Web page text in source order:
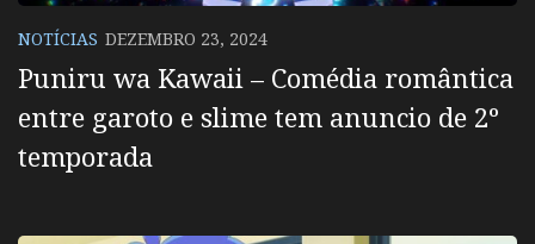
NOTÍCIAS DEZEMBRO 23, 2024
Puniru wa Kawaii – Comédia romântica
entre garoto e slime tem anuncio de 2º
temporada